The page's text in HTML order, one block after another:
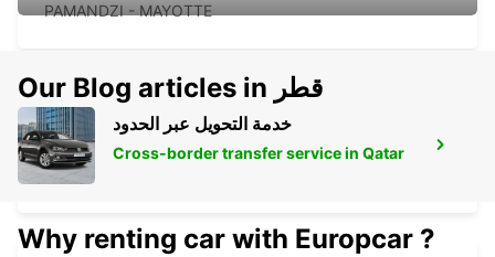
PAMANDZI - MAYOTTE
MAMOUDZOU ZI KAWENI
MAMOUDZOU - MAYOTTE
Our Blog articles in قطر
خدمة التحويل عبر الحدود
Cross-border transfer service in Qatar
Why renting car with Europcar ?